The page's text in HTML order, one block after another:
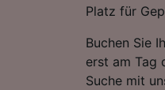
Platz für
Buchen Sie
erst am Tag
Suche mit